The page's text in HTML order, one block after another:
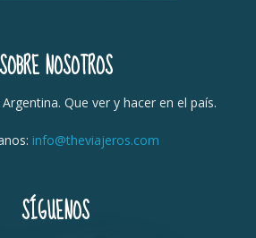
SOBRE NOSOTROS
Que ver y hacer en el país.
info@theviajeros.com
SÍGUENOS